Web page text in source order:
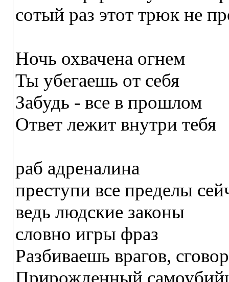
сотый раз этот трюк не
Ночь охвачена огнем
Ты убегаешь от себя
Забудь - все в прошлом
Ответ лежит внутри тебя
раб адреналина
преступи все пределы
ведь людские законы
словно игры фраз
Разбиваешь врагов,
Прирожденный